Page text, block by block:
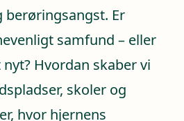
Er
samfund – eller
Hvordan skaber vi
skoler og
hvor hjernens